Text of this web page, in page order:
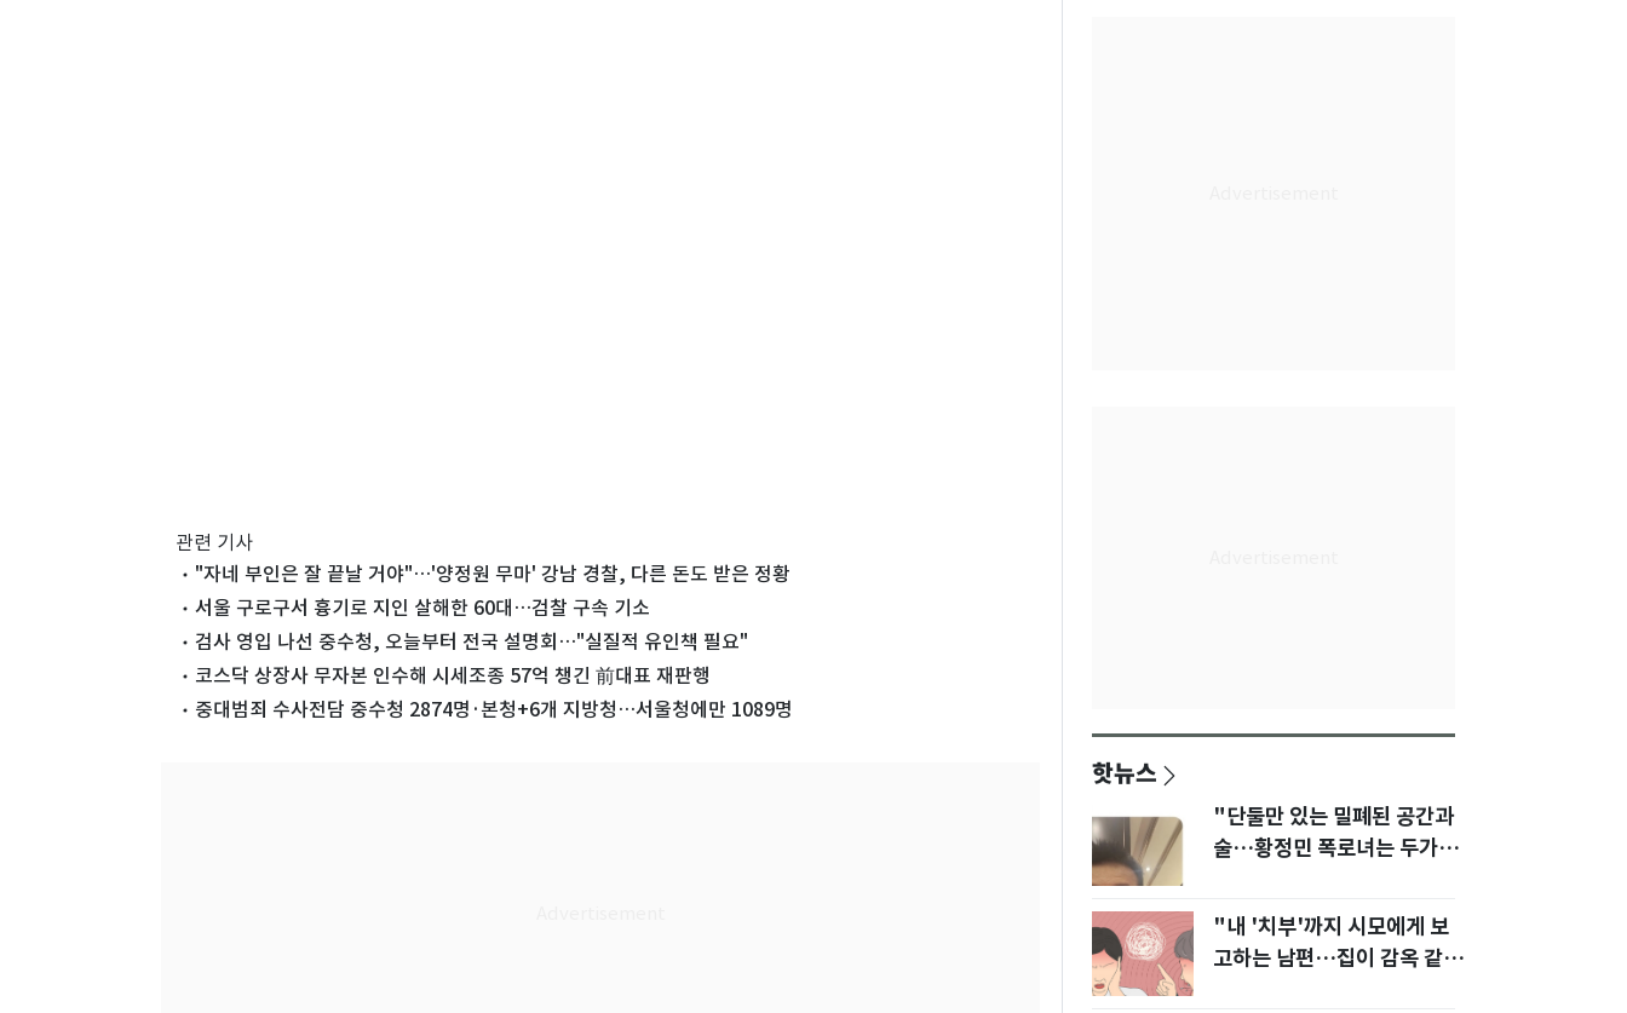
관련 기사
"자네 부인은 잘 끝날 거야"…'양정원 무마' 강남 경찰, 다른 돈도 받은 정황
서울 구로구서 흉기로 지인 살해한 60대…검찰 구속 기소
검사 영입 나선 중수청, 오늘부터 전국 설명회…"실질적 유인책 필요"
코스닥 상장사 무자본 인수해 시세조종 57억 챙긴 前대표 재판행
중대범죄 수사전담 중수청 2874명·본청+6개 지방청…서울청에만 1089명
핫뉴스
"단둘만 있는 밀폐된 공간과
술…황정민 폭로녀는 두가지
"내 '치부'까지 시모에게 보
고하는 남편…집이 감옥 같